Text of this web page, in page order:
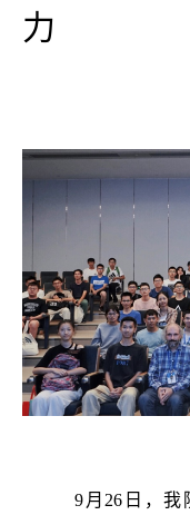
力
9月26日，我